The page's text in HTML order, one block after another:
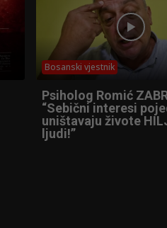
Bosanski vjestnik
Psiholog Romić
“Sebični interesi
uništavaju živote
ljudi!”